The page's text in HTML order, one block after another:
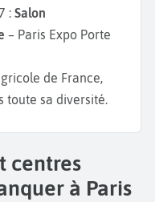
: Salon
– Paris Expo Porte
de France,
toute sa diversité.
centres
à Paris